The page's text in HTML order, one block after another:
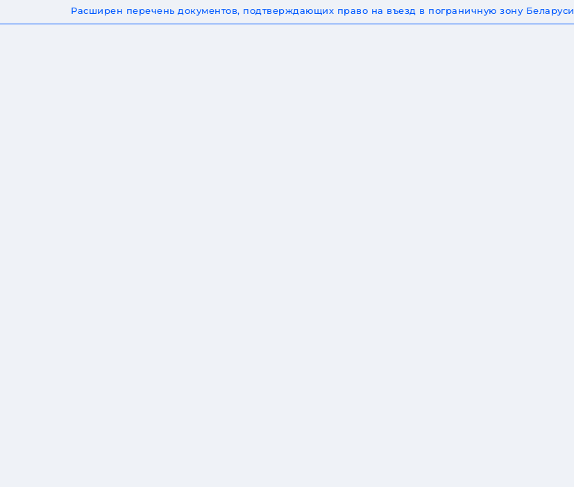
Расширен перечень документов, подтверждающих право на въезд в пограничную зону Беларуси